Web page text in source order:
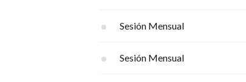
Sesión Mensual
Sesión Mensual